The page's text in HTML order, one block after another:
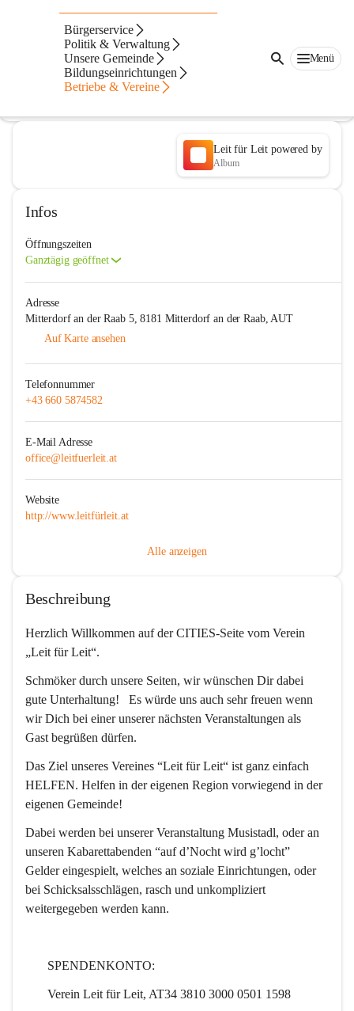
Bürgerservice
Politik & Verwaltung
Unsere Gemeinde
Bildungseinrichtungen
Betriebe & Vereine
Menü
Verein "Leit für Leit"
@leitfuerleit
Hilfsorganisation, Soziale Einrichtung, Verein
In CITIES öffnen
Leit für Leit powered by
Album
Infos
Öffnungszeiten
Ganztägig geöffnet
Adresse
Mitterdorf an der Raab 5, 8181 Mitterdorf an der Raab, AUT
Auf Karte ansehen
Telefonnummer
+43 660 5874582
E-Mail Adresse
office@leitfuerleit.at
Website
http://www.leitfürleit.at
Alle anzeigen
Beschreibung
Herzlich Willkommen auf der CITIES-Seite vom Verein
„Leit für Leit“.
Schmöker durch unsere Seiten, wir wünschen Dir dabei
gute Unterhaltung!   Es würde uns auch sehr freuen wenn
wir Dich bei einer unserer nächsten Veranstaltungen als
Gast begrüßen dürfen.
Das Ziel unseres Vereines “Leit für Leit“ ist ganz einfach
HELFEN. Helfen in der eigenen Region vorwiegend in der
eigenen Gemeinde!
Dabei werden bei unserer Veranstaltung Musistadl, oder an
unseren Kabarettabenden “auf d’Nocht wird g’locht”
Gelder eingespielt, welches an soziale Einrichtungen, oder
bei Schicksalsschlägen, rasch und unkompliziert
weitergegeben werden kann.
       SPENDENKONTO:
       Verein Leit für Leit, AT34 3810 3000 0501 1598